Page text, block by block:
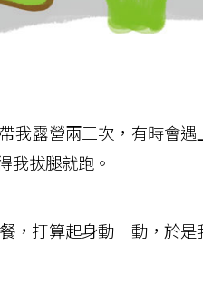
我露營兩三次，有時會
我拔腿就跑。
，打算起身動一動，於